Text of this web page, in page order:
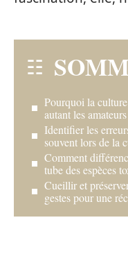
Pourquoi la
autant les
Identifier les
souvent lors de la
Comment
tube des espèces
Cueillir et
gestes pour une